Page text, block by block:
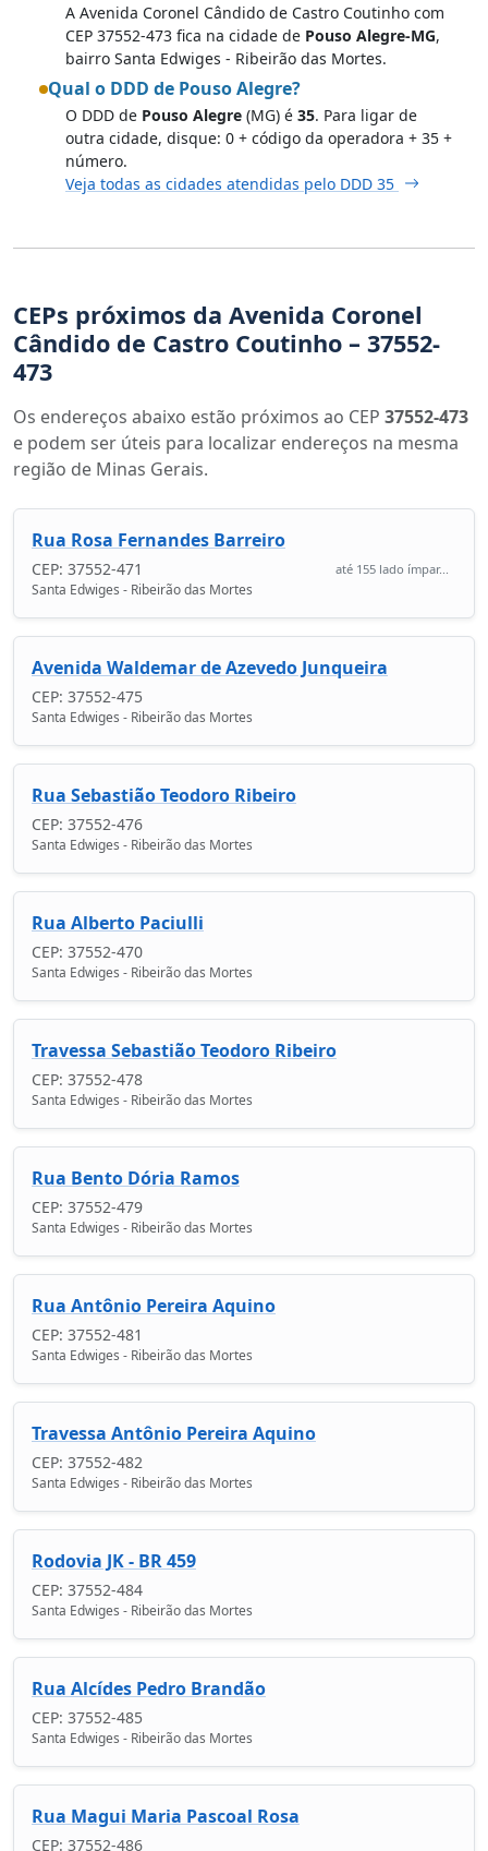
A Avenida Coronel Cândido de Castro Coutinho com
CEP 37552-473 fica na cidade de Pouso Alegre-MG,
bairro Santa Edwiges - Ribeirão das Mortes.
Qual o DDD de Pouso Alegre?
O DDD de Pouso Alegre (MG) é 35. Para ligar de
outra cidade, disque: 0 + código da operadora + 35 +
número.
Veja todas as cidades atendidas pelo DDD 35
CEPs próximos da Avenida Coronel
Cândido de Castro Coutinho – 37552-
473
Os endereços abaixo estão próximos ao CEP 37552-473
e podem ser úteis para localizar endereços na mesma
região de Minas Gerais.
Rua Rosa Fernandes Barreiro
CEP: 37552-471 até 155 lado ímpar...
Santa Edwiges - Ribeirão das Mortes
Avenida Waldemar de Azevedo Junqueira
CEP: 37552-475
Santa Edwiges - Ribeirão das Mortes
Rua Sebastião Teodoro Ribeiro
CEP: 37552-476
Santa Edwiges - Ribeirão das Mortes
Rua Alberto Paciulli
CEP: 37552-470
Santa Edwiges - Ribeirão das Mortes
Travessa Sebastião Teodoro Ribeiro
CEP: 37552-478
Santa Edwiges - Ribeirão das Mortes
Rua Bento Dória Ramos
CEP: 37552-479
Santa Edwiges - Ribeirão das Mortes
Rua Antônio Pereira Aquino
CEP: 37552-481
Santa Edwiges - Ribeirão das Mortes
Travessa Antônio Pereira Aquino
CEP: 37552-482
Santa Edwiges - Ribeirão das Mortes
Rodovia JK - BR 459
CEP: 37552-484
Santa Edwiges - Ribeirão das Mortes
Rua Alcídes Pedro Brandão
CEP: 37552-485
Santa Edwiges - Ribeirão das Mortes
Rua Magui Maria Pascoal Rosa
CEP: 37552-486